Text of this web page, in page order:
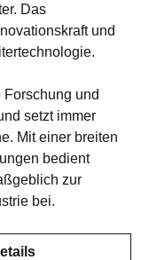
Das
und
und
setzt immer
Mit einer breiten
bedient
zur
bei.